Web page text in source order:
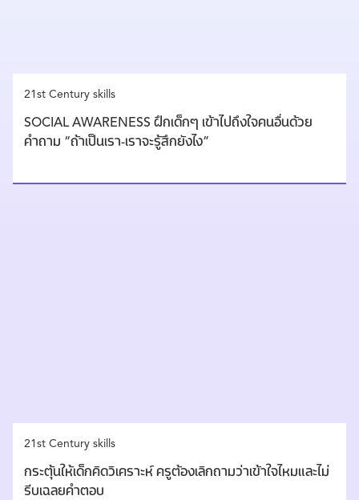
21st Century skills
SOCIAL AWARENESS ฝึกเด็กๆ เข้าไปถึงใจคนอื่นด้วย
คำถาม “ถ้าเป็นเรา-เราจะรู้สึกยังไง”
21st Century skills
กระตุ้นให้เด็กคิดวิเคราะห์ ครูต้องเลิกถามว่าเข้าใจไหมและไม่
รีบเฉลยคำตอบ